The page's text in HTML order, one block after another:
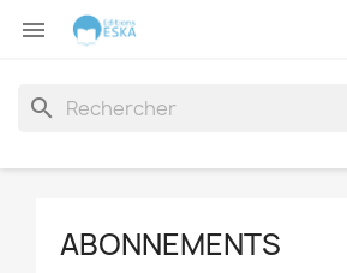

search
ABONNEMENTS